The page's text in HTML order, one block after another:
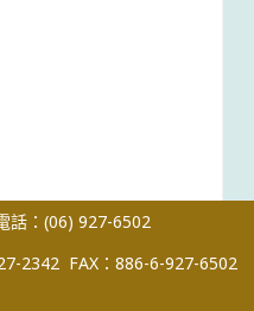
話：(06) 927-6502
2342 FAX：886-6-927-6502